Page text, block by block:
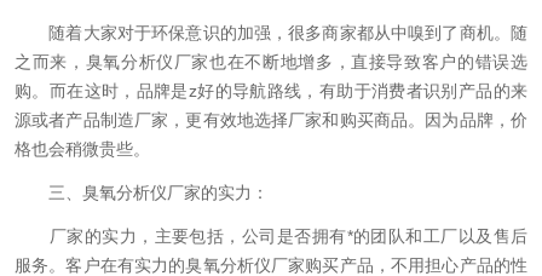
随着大家对于环保意识的加强，很多商家都从中嗅到了商机。随
之而来，臭氧分析仪厂家也在不断地增多，直接导致客户的错误选
购。而在这时，品牌是z好的导航路线，有助于消费者识别产品的来
源或者产品制造厂家，更有效地选择厂家和购买商品。因为品牌，价
格也会稍微贵些。
三、臭氧分析仪厂家的实力：
厂家的实力，主要包括，公司是否拥有*的团队和工厂以及售后
服务。客户在有实力的臭氧分析仪厂家购买产品，不用担心产品的性